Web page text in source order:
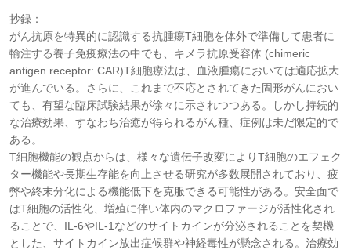
抄録：
がん抗原を特異的に認識する抗腫瘍T細胞を体外で準備して患者に
輸注する養子免疫療法の中でも、キメラ抗原受容体 (chimeric
antigen receptor: CAR)T細胞療法は、血液腫瘍においては適応拡大
が進んでいる。さらに、これまで不応とされてきた固形がんにおい
ても、有望な臨床試験結果が徐々に示されつつある。しかし持続的
な治療効果、すなわち治癒が得られるがん種、症例は未だ限定的で
ある。
T細胞機能の観点からは、様々な遺伝子改変によりT細胞のエフェク
ター機能や長期生存能を向上させる研究が多数展開されており、疲
弊や終末分化による機能低下を克服できる可能性がある。安全面で
はT細胞の活性化、増殖に伴い体内のマクロファージが活性化され
ることで、IL-6やIL-1などのサイトカインが分泌されることを契機
とした、サイトカイン放出症候群や神経毒性が懸念される。治療効